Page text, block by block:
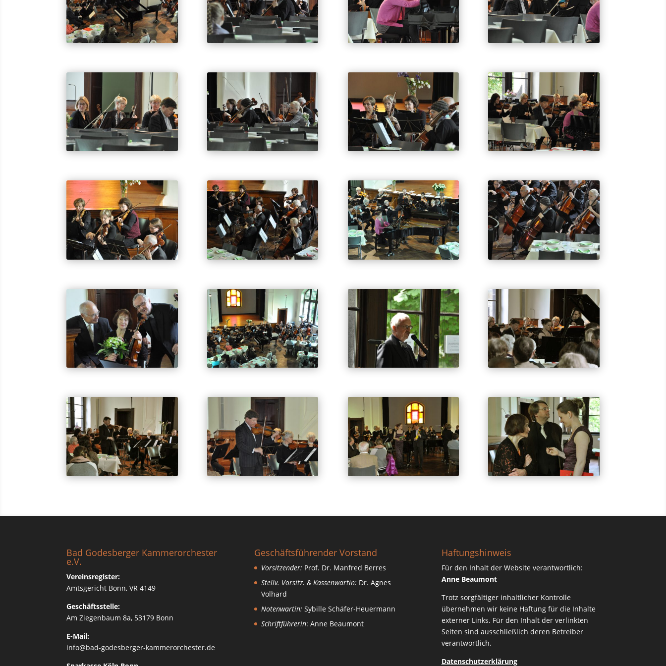
Bad Godesberger Kammerorchester
e.V.
Vereinsregister:
Amtsgericht Bonn, VR 4149
Geschäftsstelle:
Am Ziegenbaum 8a, 53179 Bonn
E-Mail:
info@bad-godesberger-kammerorchester.de
Geschäftsführender Vorstand
Vorsitzender: Prof. Dr. Manfred Berres
Stellv. Vorsitz. & Kassenwartin: Dr. Agnes
Volhard
Notenwartin: Sybille Schäfer-Heuermann
Schriftführerin: Anne Beaumont
Haftungshinweis
Für den Inhalt der Website verantwortlich:
Anne Beaumont
Trotz sorgfältiger inhaltlicher Kontrolle
übernehmen wir keine Haftung für die Inhalte
externer Links. Für den Inhalt der verlinkten
Seiten sind ausschließlich deren Betreiber
verantwortlich.
Datenschutzerklärung